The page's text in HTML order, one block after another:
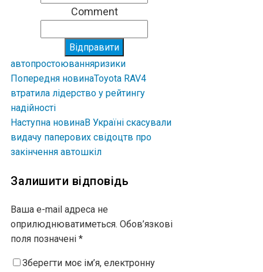
Comment
Відправити
автопростоюванняризики
Попередня новинаToyota RAV4
втратила лідерство у рейтингу
надійності
Наступна новинаВ Україні скасували
видачу паперових свідоцтв про
закінчення автошкіл
Залишити відповідь
Ваша e-mail адреса не
оприлюднюватиметься. Обов’язкові
поля позначені *
Зберегти моє ім’я, електронну